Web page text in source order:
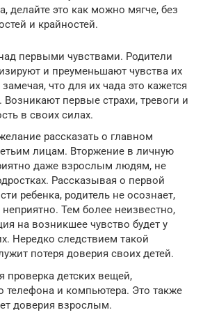
делайте это как можно мягче, без
и крайностей.
первыми чувствами. Родители
и преуменьшают чувства их
замечая, что для их чада это кажется
первые страхи, тревоги и
в своих силах.
рассказать о главном
лицам. Вторжение в личную
даже взрослым людям, не
Рассказывая о первой
ребенка, родитель не осознает,
неприятно. Тем более неизвестно,
на возникшее чувство будет у
Нередко следствием такой
потеря доверия своих детей.
проверка детских вещей,
телефона и компьютера. Это также
доверия взрослым.